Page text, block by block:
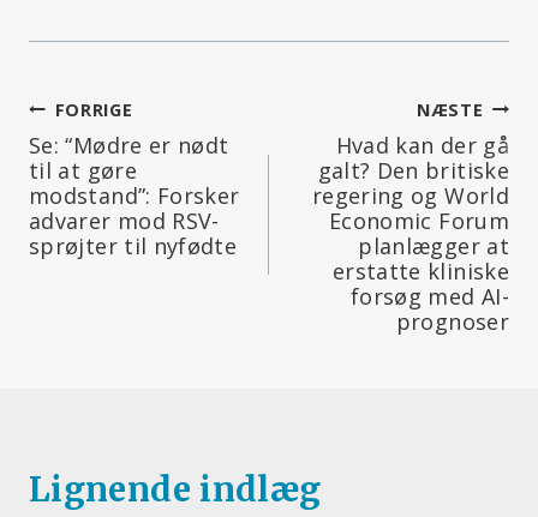
Indlægsnavigation
FORRIGE
Se: “Mødre er nødt
til at gøre
modstand”: Forsker
advarer mod RSV-
sprøjter til nyfødte
NÆSTE
Hvad kan der gå
galt? Den britiske
regering og World
Economic Forum
planlægger at
erstatte kliniske
forsøg med AI-
prognoser
Lignende indlæg